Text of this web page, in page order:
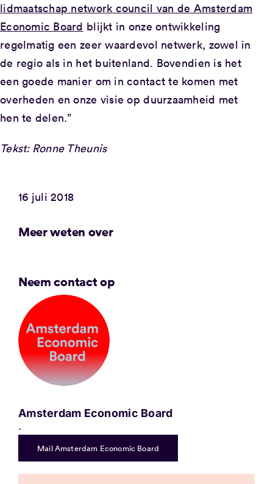
lidmaatschap network council van de Amsterdam
Economic Board blijkt in onze ontwikkeling
regelmatig een zeer waardevol netwerk, zowel in
de regio als in het buitenland. Bovendien is het
een goede manier om in contact te komen met
overheden en onze visie op duurzaamheid met
hen te delen.”
Tekst: Ronne Theunis
16 juli 2018
Meer weten over
Neem contact op
Amsterdam Economic Board
.
Mail Amsterdam Economic Board